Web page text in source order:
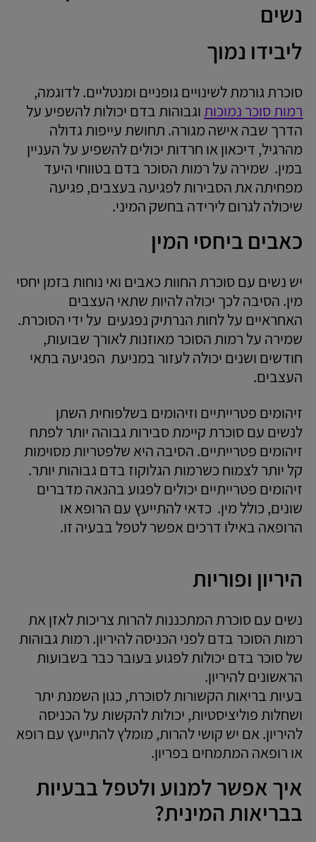
נשים
ליבידו נמוך
סוכרת גורמת לשינויים גופניים ומנטליים. לדוגמה,
רמות סוכר נמוכות וגבוהות בדם יכולות להשפיע על
הדרך שבה אישה מגורה. תחושת עייפות גדולה
מהרגיל, דיכאון או חרדות יכולים להשפיע על העניין
במין. שמירה על רמות הסוכר בדם בטווחי היעד
מפחיתה את הסבירות לפגיעה בעצבים, פגיעה
שיכולה לגרום לירידה בחשק המיני.
כאבים ביחסי המין
יש נשים עם סוכרת החוות כאבים ואי נוחות בזמן יחסי
מין. הסיבה לכך יכולה להיות שתאי העצבים
האחראיים על לחות הנרתיק נפגעים על ידי הסוכרת.
שמירה על רמות הסוכר מאוזנות לאורך שבועות,
חודשים ושנים יכולה לעזור במניעת הפגיעה בתאי
העצבים.
זיהומים פטרייתיים וזיהומים בשלפוחית השתן
לנשים עם סוכרת קיימת סבירות גבוהה יותר לפתח
זיהומים פטרייתיים. הסיבה היא שלפטריות מסוימות
קל יותר לצמוח כשרמות הגלוקוז בדם גבוהות יותר.
זיהומים פטרייתיים יכולים לפגוע בהנאה מדברים
שונים, כולל מין. כדאי להתייעץ עם הרופא או
הרופאה באילו דרכים אפשר לטפל בבעיה זו.
היריון ופוריות
נשים עם סוכרת המתכננות להרות צריכות לאזן את
רמות הסוכר בדם לפני הכניסה להיריון. רמות גבוהות
של סוכר בדם יכולות לפגוע בעובר כבר בשבועות
הראשונים להיריון.
בעיות בריאות הקשורות לסוכרת, כגון השמנת יתר
ושחלות פוליציסטיות, יכולות להקשות על הכניסה
להיריון. אם יש קושי להרות, מומלץ להתייעץ עם רופא
או רופאה המתמחים בפריון.
איך אפשר למנוע ולטפל בבעיות
בבריאות המינית?